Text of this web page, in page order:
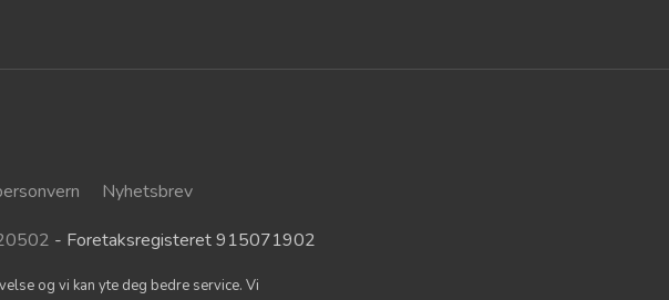
Nyhetsbrev
- Foretaksregisteret 915071902
og vi kan yte deg bedre service. Vi